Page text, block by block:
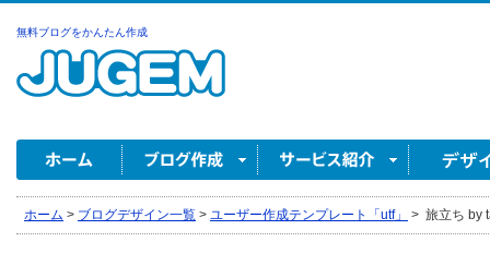
無料ブログをかんたん作成
ホーム > ブログデザイン一覧 > ユーザー作成テンプレート「utf」 > 旅立ち by